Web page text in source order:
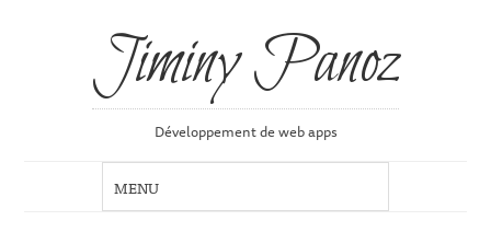
Jiminy Panoz
Développement de web apps